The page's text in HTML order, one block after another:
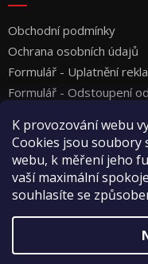
K provozování webu
Cookies jsou soubory
webu, k měření jeho
vaší maximální
souhlasíte se
Obchodní podmínky
Ochrana osobních údajů
Formulář - Uplatnění
Formulář - Odstoupení